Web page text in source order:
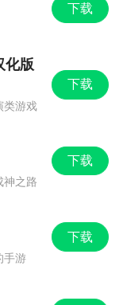
附加的问题
下载
下载
化版
类游戏
下载
神之路
下载
手游